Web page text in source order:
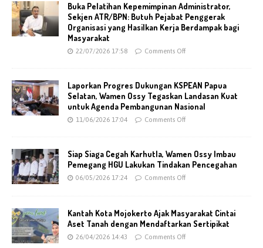
Buka Pelatihan Kepemimpinan Administrator,
Sekjen ATR/BPN: Butuh Pejabat Penggerak
Organisasi yang Hasilkan Kerja Berdampak bagi
Masyarakat
22/07/2026 17:58 Comments Off
Laporkan Progres Dukungan KSPEAN Papua
Selatan, Wamen Ossy Tegaskan Landasan Kuat
untuk Agenda Pembangunan Nasional
11/06/2026 17:04 Comments Off
Siap Siaga Cegah Karhutla, Wamen Ossy Imbau
Pemegang HGU Lakukan Tindakan Pencegahan
06/05/2026 17:24 Comments Off
Kantah Kota Mojokerto Ajak Masyarakat Cintai
Aset Tanah dengan Mendaftarkan Sertipikat
26/04/2026 14:43 Comments Off